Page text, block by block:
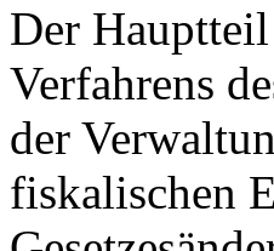
Der
Verfahrens
der
fiskalischen